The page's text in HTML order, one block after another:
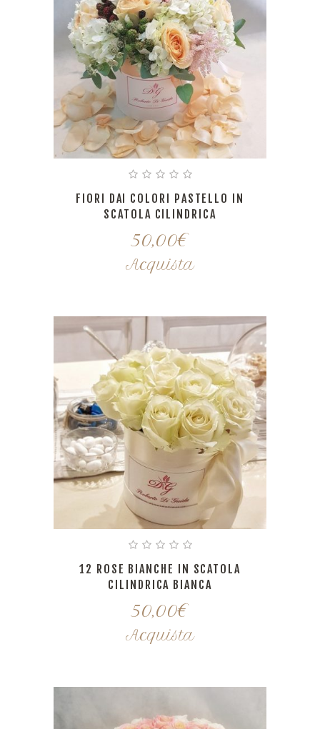
FIORI DAI COLORI PASTELLO IN
SCATOLA CILINDRICA
50,00€
Acquista
12 ROSE BIANCHE IN SCATOLA
CILINDRICA BIANCA
50,00€
Acquista